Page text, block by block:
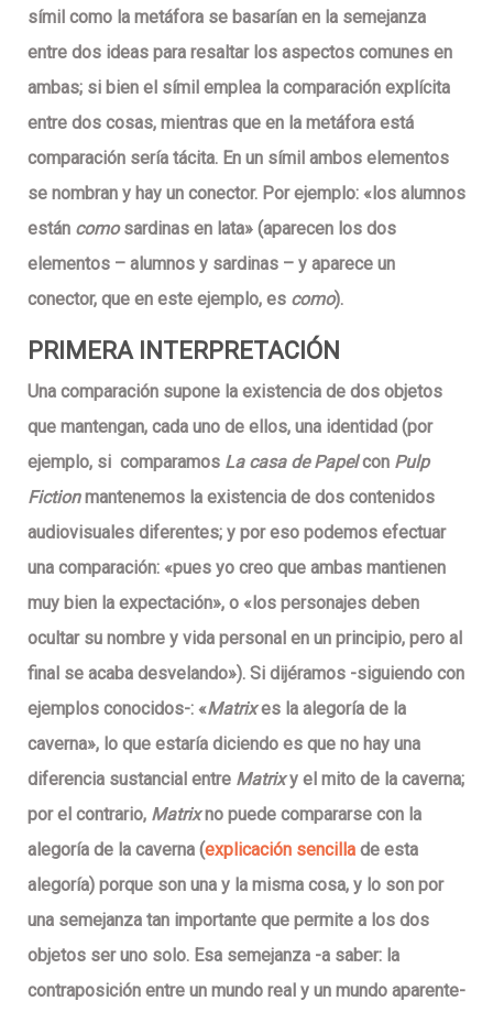
símil como la metáfora se basarían en la semejanza
entre dos ideas para resaltar los aspectos comunes en
ambas; si bien el símil emplea la comparación explícita
entre dos cosas, mientras que en la metáfora está
comparación sería tácita. En un símil ambos elementos
se nombran y hay un conector. Por ejemplo: «los alumnos
están como sardinas en lata» (aparecen los dos
elementos – alumnos y sardinas – y aparece un
conector, que en este ejemplo, es como).
PRIMERA INTERPRETACIÓN
Una comparación supone la existencia de dos objetos
que mantengan, cada uno de ellos, una identidad (por
ejemplo, si comparamos La casa de Papelcon Pulp
Fictionmantenemos la existencia de dos contenidos
audiovisuales diferentes; y por eso podemos efectuar
una comparación: «pues yo creo que ambas mantienen
muy bien la expectación», o «los personajes deben
ocultar su nombre y vida personal en un principio, pero al
final se acaba desvelando»). Si dijéramos -siguiendo con
ejemplos conocidos-: «Matrixes la alegoría de la
caverna», lo que estaría diciendo es que no hay una
diferencia sustancial entre Matrixy el mito de la caverna;
por el contrario, Matrixno puede compararse con la
alegoría de la caverna (explicación sencilla de esta
alegoría) porque son una y la misma cosa, y lo son por
una semejanza tan importante que permite a los dos
objetos ser uno solo. Esa semejanza -a saber: la
contraposición entre un mundo real y un mundo aparente-